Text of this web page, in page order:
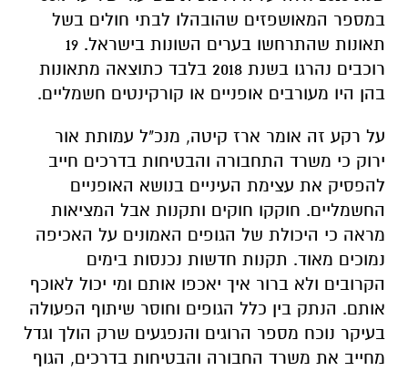
במספר המאושפזים שהובהלו לבתי חולים בשל
תאונות שהתרחשו בערים השונות בישראל. 19
רוכבים נהרגו בשנת 2018 בלבד כתוצאה מתאונות
בהן היו מעורבים אופניים או קורקינטים חשמליים.
על רקע זה אומר ארז קיטה, מנכ"ל עמותת אור
ירוק כי משרד התחבורה והבטיחות בדרכים חייב
להפסיק את עצימת העיניים בנושא האופניים
החשמליים. חוקקו חוקים ותקנות אבל המציאות
מראה כי היכולת של הגופים האמונים על האכיפה
נמוכים מאוד. תקנות חדשות נכנסות בימים
הקרובים ולא ברור איך יאכפו אותם ומי יכול לאוכף
אותם. הנתק בין כלל הגופים וחוסר שיתוף הפעולה
בעיקר נוכח מספר הרוגים והנפגעים שרק הולך וגדל
מחייב את משרד החבורה והבטיחות בדרכים, הגוף